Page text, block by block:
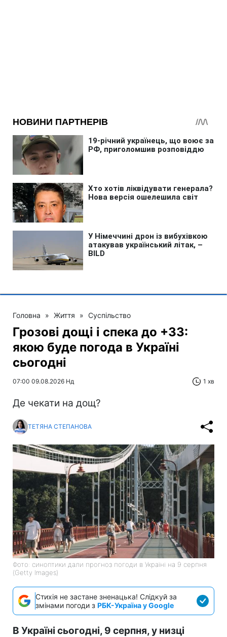
Головна » Життя » Суспільство
Грозові дощі і спека до +33:
якою буде погода в Україні
сьогодні
07:00 09.08.2026 Нд 1 хв
Де чекати на дощ?
ТЕТЯНА СТЕПАНОВА
Фото: синоптики дали прогноз погоди в Україні на 9 серпня
(Getty Images)
Стихія не застане зненацька! Слідкуй за
змінами погоди з РБК-Україна у Google
В Україні сьогодні, 9 серпня, у низці